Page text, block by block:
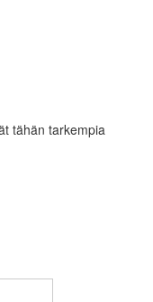
tähän tarkempia